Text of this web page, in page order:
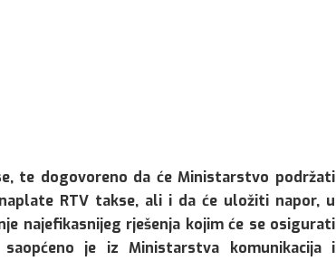
te dogovoreno da će Ministarstvo podržati
RTV takse, ali i da će uložiti napor, u
najefikasnijeg rješenja kojim će se osigurati
je iz Ministarstva komunikacija i